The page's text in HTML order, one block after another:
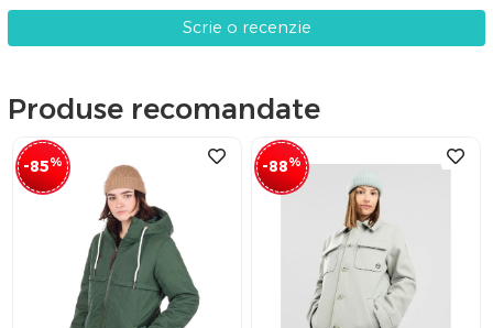
Scrie o recenzie
Produse recomandate
-85% -88%